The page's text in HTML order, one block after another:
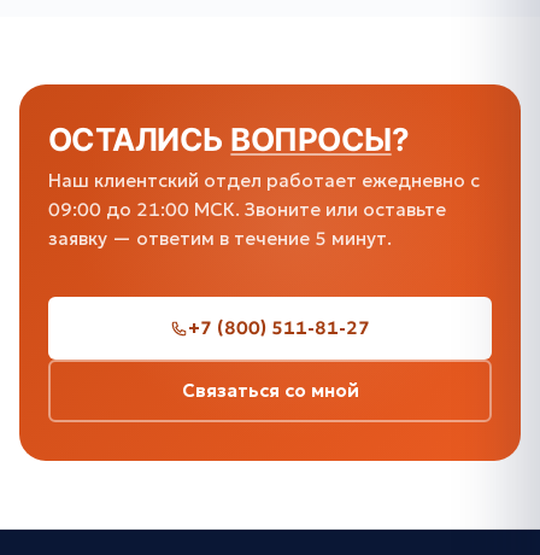
ОСТАЛИСЬ ВОПРОСЫ?
Наш клиентский отдел работает ежедневно с
09:00 до 21:00 МСК. Звоните или оставьте
заявку — ответим в течение 5 минут.
+7 (800) 511-81-27
Связаться со мной